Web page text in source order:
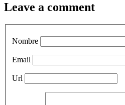
Leave a comment
Nombre
Email
Url